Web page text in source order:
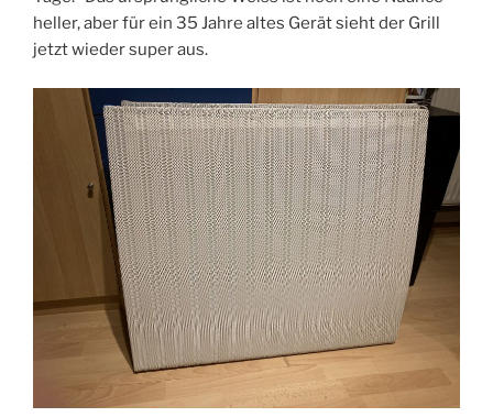
heller, aber für ein 35 Jahre altes Gerät sieht der Grill
jetzt wieder super aus.